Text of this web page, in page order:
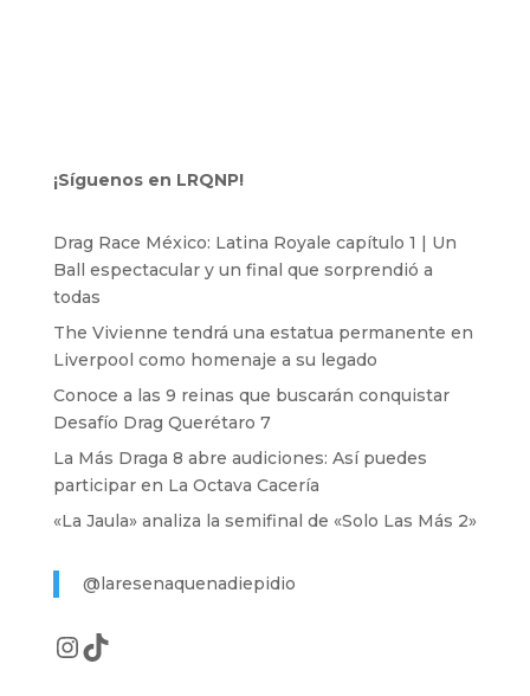
¡Síguenos en LRQNP!
Drag Race México: Latina Royale capítulo 1 | Un
Ball espectacular y un final que sorprendió a
todas
The Vivienne tendrá una estatua permanente en
Liverpool como homenaje a su legado
Conoce a las 9 reinas que buscarán conquistar
Desafío Drag Querétaro 7
La Más Draga 8 abre audiciones: Así puedes
participar en La Octava Cacería
«La Jaula» analiza la semifinal de «Solo Las Más 2»
@laresenaquenadiepidio
Instagram
TikTok